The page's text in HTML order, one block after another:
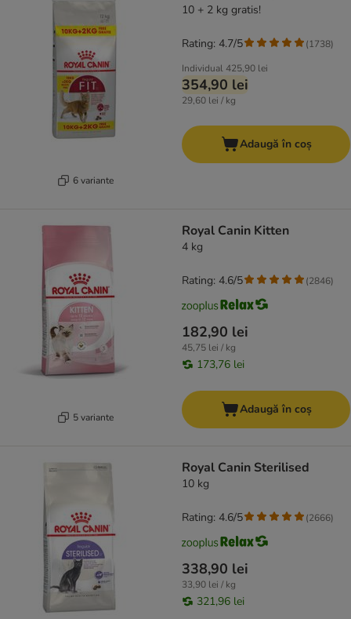
6 variante
10 + 2 kg gratis!
Individual425,90 lei
354,90 lei
29,60 lei / kg
Rating: 4.7/5 (1738)
Adaugă în coș
5 variante
Royal Canin Kitten
4 kg
182,90 lei
45,75 lei / kg
173,76 lei
Rating: 4.6/5 (2846)
Adaugă în coș
Royal Canin Sterilised
10 kg
338,90 lei
33,90 lei / kg
321,96 lei
Rating: 4.6/5 (2666)